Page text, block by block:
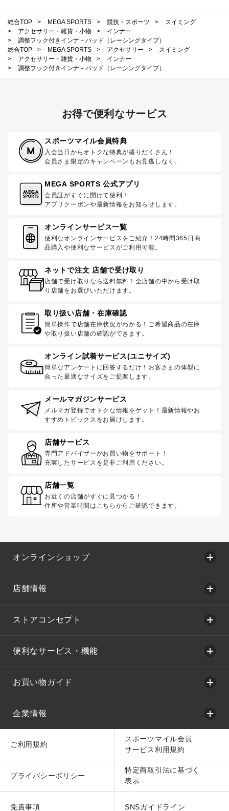
総合TOP > MEGA SPORTS > 競技・スポーツ >
スイミング
>
アクセサリー・雑貨・小物 >
インナー
>
調整フック付きインナ－パッド（レーシングタイプ）
総合TOP
> MEGA SPORTS > アクセサリー >
スイミング
>
アクセサリー・雑貨・小物 >
インナー
>
調整フック付きインナ－パッド（レーシングタイプ）
お得で便利なサービス
スポーツマイル会員特典
入会当日からオトクな特典が盛りだくさん！
会員さま限定のキャンペーンもお見逃しなく。
MEGA SPORTS 公式アプリ
会員証がすぐに開けて便利！
アプリクーポンや最新情報をお知らせします。
オンラインサービス一覧
便利なオンラインサービスをご紹介！24時間365日商
品購入や便利なサービスがご利用可能。
ネットで注文 店舗で受け取り
店舗で受け取りなら送料無料！全店舗の中から受け取
り店舗をお選びいただけます。
取り扱い店舗・在庫確認
簡単操作で店舗在庫状況がわかる！ご希望商品の在庫
や取り扱い店舗の確認ができます。
オンライン試着サービス(ユニサイズ)
簡単なアンケートに回答するだけ！お客さまの体型に
合った最適なサイズをご提案します。
メールマガジンサービス
メルマガ登録でオトクな情報をゲット！最新情報やお
すすめトピックスをお届けします。
店舗サービス
専門アドバイザーがお買い物をサポート！
充実したサービスを是非ご利用ください。
店舗一覧
お近くの店舗がすぐに見つかる！
住所や営業時間はこちらからご確認できます。
オンラインショップ
店舗情報
ストアコンセプト
便利なサービス・機能
お買い物ガイド
企業情報
ご利用規約
スポーツマイル会員
サービス利用規約
プライバシーポリシー
特定商取引法に基づく
表示
免責事項 SNSガイドライン